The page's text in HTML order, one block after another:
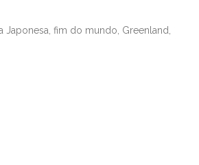
Japonesa, fim do mundo, Greenland,